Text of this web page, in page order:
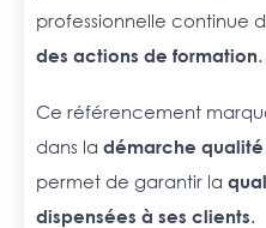
professionnelle continue
des actions de formation.
Ce référencement
dans la démarche qualité
permet de garantir la
dispensées à ses clients.